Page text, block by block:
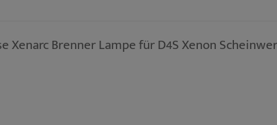
Xenarc Brenner Lampe für D4S Xenon